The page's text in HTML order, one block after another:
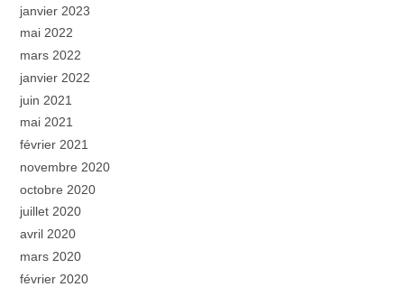
janvier 2023
mai 2022
mars 2022
janvier 2022
juin 2021
mai 2021
février 2021
novembre 2020
octobre 2020
juillet 2020
avril 2020
mars 2020
février 2020